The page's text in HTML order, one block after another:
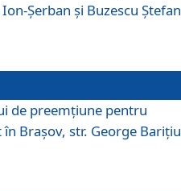
Şerban și Buzescu
de preemţiune pentru
Braşov, str. George